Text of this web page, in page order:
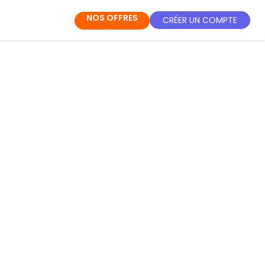
NOS OFFRES CRÉER UN COMPTE